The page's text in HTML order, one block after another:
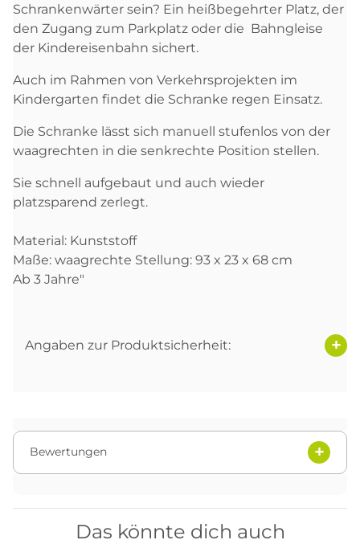
Schrankenwärter sein? Ein heißbegehrter Platz, der
den Zugang zum Parkplatz oder die Bahngleise
der Kindereisenbahn sichert.
Auch im Rahmen von Verkehrsprojekten im
Kindergarten findet die Schranke regen Einsatz.
Die Schranke lässt sich manuell stufenlos von der
waagrechten in die senkrechte Position stellen.
Sie schnell aufgebaut und auch wieder
platzsparend zerlegt.
Material: Kunststoff
Maße: waagrechte Stellung: 93 x 23 x 68 cm
Ab 3 Jahre"
Angaben zur Produktsicherheit:
Bewertungen
Das könnte dich auch